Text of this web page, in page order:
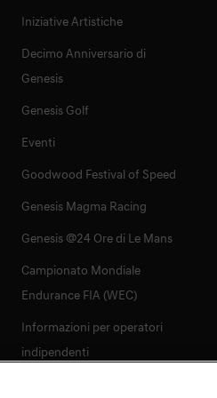
Iniziative Artistiche
Decimo Anniversario di
Genesis
Genesis Golf
Eventi
Goodwood Festival of Speed
Genesis Magma Racing
Genesis @24 Ore di Le Mans
Campionato Mondiale
Endurance FIA (WEC)
Informazioni per operatori
indipendenti